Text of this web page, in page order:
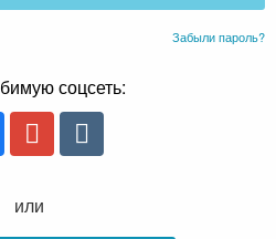
Забыли пароль?
соцсеть:
или